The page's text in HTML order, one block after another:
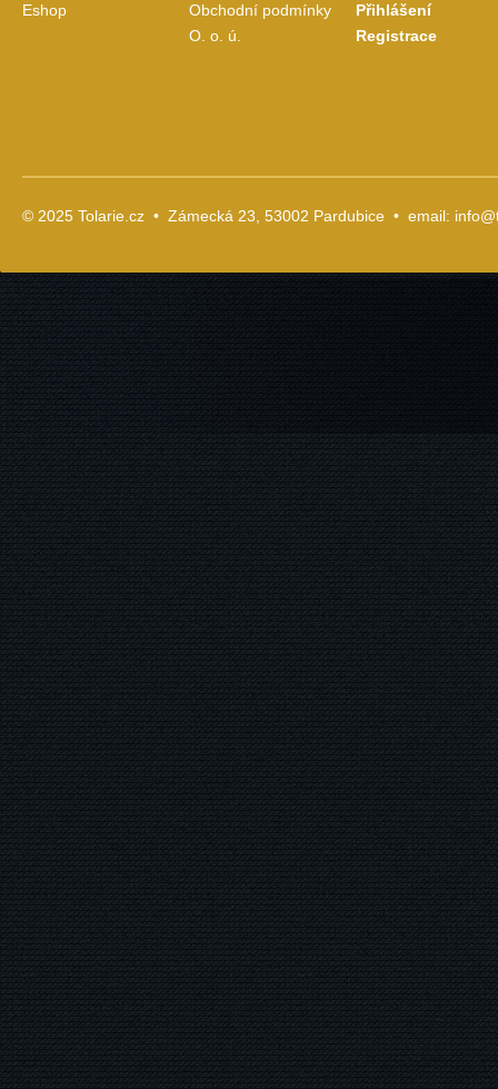
Eshop
Obchodní podmínky
O. o. ú.
Přihlášení
Registrace
© 2025 Tolarie.cz • Zámecká 23, 53002 Pardubice • email: